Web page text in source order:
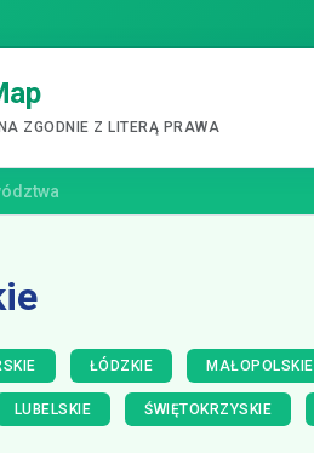
ZGODNIE Z LITERĄ PRAWA
ŁÓDZKIE MAŁOPOLSKIE
LUBELSKIE ŚWIĘTOKRZYSKIE